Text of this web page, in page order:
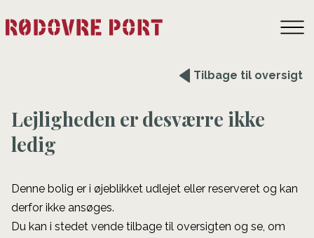
Tilbage til oversigt
Lejligheden er desværre ikke
ledig
Denne bolig er i øjeblikket udlejet eller reserveret og kan
derfor ikke ansøges.
Du kan i stedet vende tilbage til oversigten og se, om